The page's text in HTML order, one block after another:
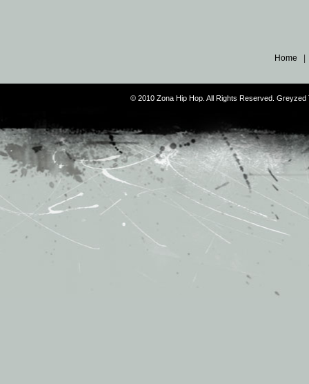
Home
© 2010 Zona Hip Hop. All Rights Reserved.